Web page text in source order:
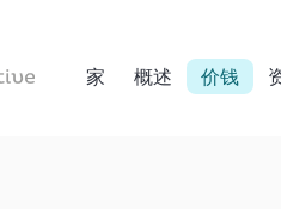
家 概述 价钱